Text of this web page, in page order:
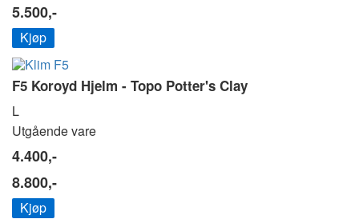
5.500,-
Kjøp
F5 Koroyd Hjelm - Topo Potter's Clay
L
Utgående vare
4.400,-
8.800,-
Kjøp